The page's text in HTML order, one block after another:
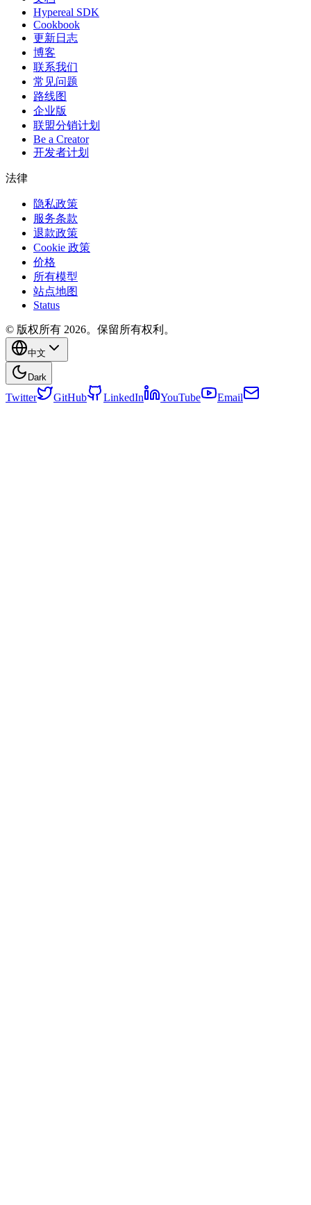
Hypereal SDK
Cookbook
更新日志
博客
联系我们
常见问题
路线图
企业版
联盟分销计划
Be a Creator
开发者计划
法律
隐私政策
服务条款
退款政策
Cookie 政策
价格
所有模型
站点地图
Status
© 版权所有 2026。保留所有权利。
中文
Dark
Twitter GitHub LinkedIn YouTube Email